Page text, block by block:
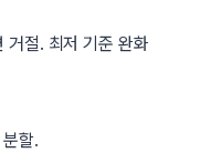
거절. 최저 기준 완화
할.